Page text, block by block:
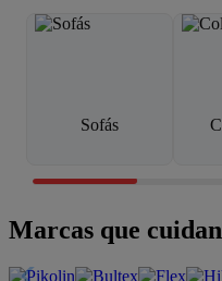
Sofás
Marcas que